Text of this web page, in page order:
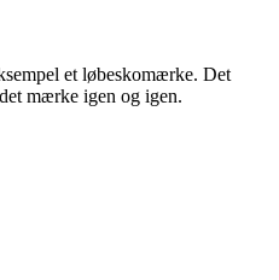
et løbeskomærke. Det
mærke igen og igen.